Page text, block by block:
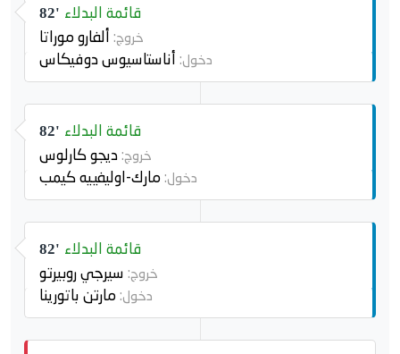
82' قائمة البدلاء
خروج: ألفارو موراتا
دخول: أناستاسيوس دوفيكاس
82' قائمة البدلاء
خروج:ديجو كارلوس
دخول: مارك-اوليفييه كيمب
82' قائمة البدلاء
خروج: سيرجي روبيرتو
دخول: مارتن باتورينا